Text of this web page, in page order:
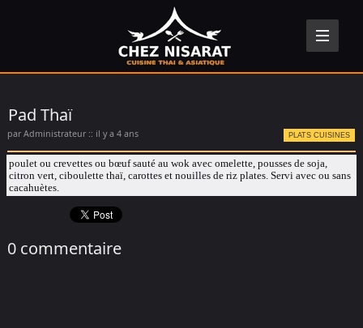
Pad Thaï
par Administrateur :: il y a 4 ans PLATS CUISINES
poulet ou crevettes ou bœuf sauté au wok avec omelette, pousses de soja,
citron vert, ciboulette thaï, carottes et nouilles de riz plates. Servi avec ou sans
cacahuètes.
0 commentaire